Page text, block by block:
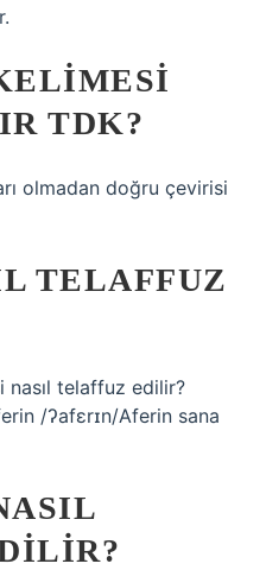
TDK?
olmadan doğru çevirisi
TELAFFUZ
nasıl telaffuz edilir?
/ʔafɛrɪn/Aferin sana